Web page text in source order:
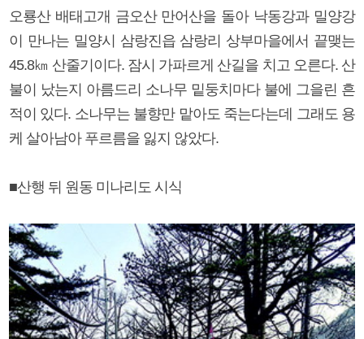
오룡산 배태고개 금오산 만어산을 돌아 낙동강과 밀양강
이 만나는 밀양시 삼랑진읍 삼랑리 상부마을에서 끝맺는
45.8㎞ 산줄기이다. 잠시 가파르게 산길을 치고 오른다. 산
불이 났는지 아름드리 소나무 밑둥치마다 불에 그을린 흔
적이 있다. 소나무는 불향만 맡아도 죽는다는데 그래도 용
케 살아남아 푸르름을 잃지 않았다.
■산행 뒤 원동 미나리도 시식